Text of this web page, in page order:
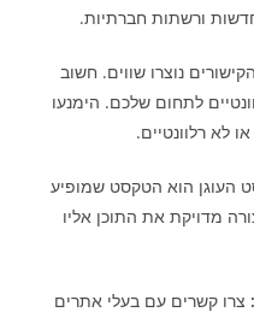
חדשות ורשתות חברתיות.
נוצרו שווים. חשוב
לתחום שלכם. הימנעו
לא רלוונטיים.
העוגן הוא הטקסט שמופיע
מדויקת את התוכן אליו
צרו קשרים עם בעלי אתרים